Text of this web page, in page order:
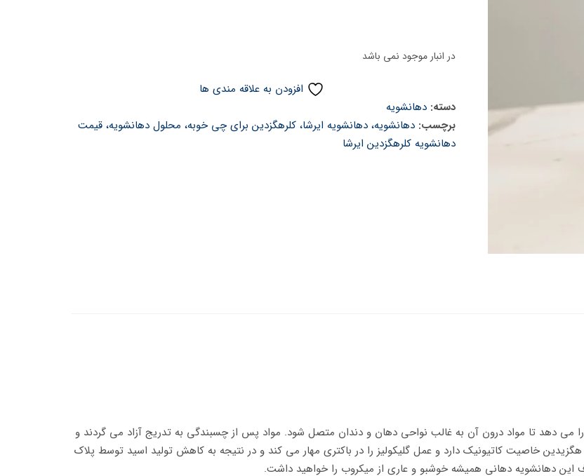
در انبار موجود نمی باشد
افزودن به علاقه مندی ها
دسته: دهانشویه
برچسب: دهانشویه، دهانشویه ایرشا، کلرهگزدین برای چی خوبه، محلول دهانشویه، قیمت
دهانشویه کلرهگزدین ایرشا
به آن این امکان را می دهد تا مواد درون آن به غالب نواحی دهان و دندان متصل شود. مواد پس از چسبندگی به تدریج آزاد می گردند و
خاصیت کاتیونیک دارد و عمل گلیکولیز را در باکتری مهار می کند و در نتیجه به کاهش تولید اسید توسط پلاک